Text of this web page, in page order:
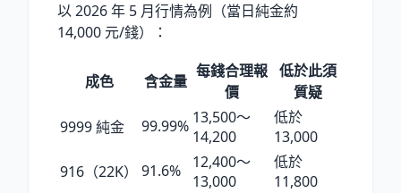
以2026 年 5 月行情為例（當日純金約
14,000 元/錢）：
成色 含金量
每錢合理報
價
低於此須
質疑
9999 純金
99.99% 13,500〜
14,200
低於
13,000
916（22K）
91.6%
12,400〜
13,000
低於
11,800